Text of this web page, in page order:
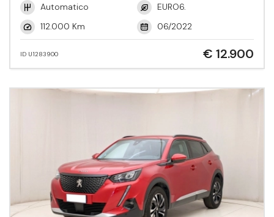
Automatico
EURO6.
112.000 Km
06/2022
ID U1283900 € 12.900